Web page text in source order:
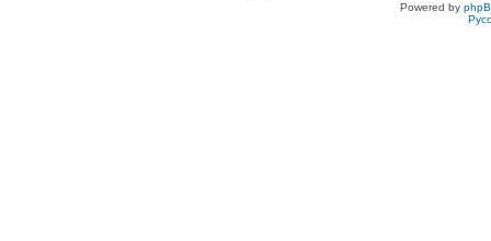
Powered by